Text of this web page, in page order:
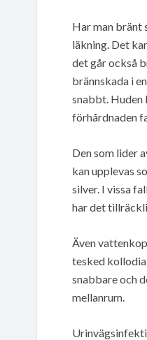
Har man bränt
läkning. Det
det går också
brännskada i
snabbt. Huden
förhårdnaden
Den som lider
kan upplevas
silver. I vissa
har det
Även
tesked
snabbare och
mellanrum.